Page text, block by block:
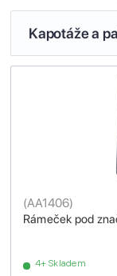
Kapotáže a
Rámeček pod
(AA1406)
4+ Skladem